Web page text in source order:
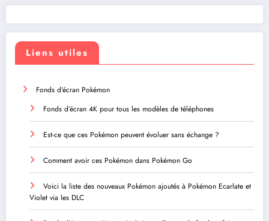
Liens utiles
Fonds d’écran Pokémon
Fonds d’écran 4K pour tous les modèles de téléphones
Est-ce que ces Pokémon peuvent évoluer sans échange ?
Comment avoir ces Pokémon dans Pokémon Go
Voici la liste des nouveaux Pokémon ajoutés à Pokémon Ecarlate et
Violet via les DLC